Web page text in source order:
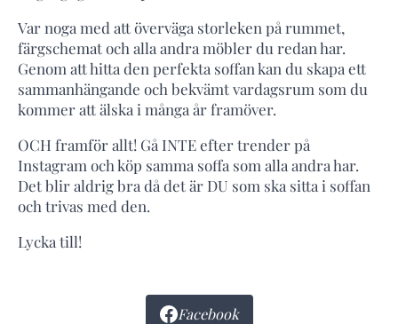
Var noga med att överväga storleken på rummet,
färgschemat och alla andra möbler du redan har.
Genom att hitta den perfekta soffan kan du skapa ett
sammanhängande och bekvämt vardagsrum som du
kommer att älska i många år framöver.
OCH framför allt! Gå INTE efter trender på
Instagram och köp samma soffa som alla andra har.
Det blir aldrig bra då det är DU som ska sitta i soffan
och trivas med den.
Lycka till!
Facebook